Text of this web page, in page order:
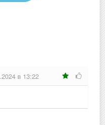
в 13:22